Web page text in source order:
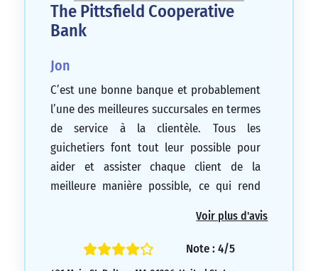
The Pittsfield Cooperative
Bank
Jon
C’est une bonne banque et probablement
l’une des meilleures succursales en termes
de service à la clientèle. Tous les
guichetiers font tout leur possible pour
aider et assister chaque client de la
meilleure manière possible, ce qui rend
5/5
Voir plus d'avis
Note : 4/5